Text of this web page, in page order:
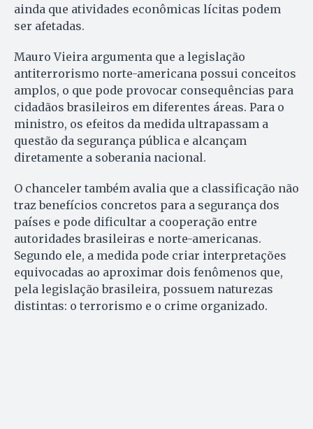
ainda que atividades econômicas lícitas podem
ser afetadas.
Mauro Vieira argumenta que a legislação
antiterrorismo norte-americana possui conceitos
amplos, o que pode provocar consequências para
cidadãos brasileiros em diferentes áreas. Para o
ministro, os efeitos da medida ultrapassam a
questão da segurança pública e alcançam
diretamente a soberania nacional.
O chanceler também avalia que a classificação não
traz benefícios concretos para a segurança dos
países e pode dificultar a cooperação entre
autoridades brasileiras e norte-americanas.
Segundo ele, a medida pode criar interpretações
equivocadas ao aproximar dois fenômenos que,
pela legislação brasileira, possuem naturezas
distintas: o terrorismo e o crime organizado.